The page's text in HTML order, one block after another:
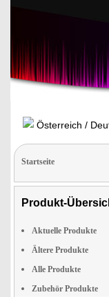
Österreich /
Startseite
Produkt-
Aktuelle Produkte
Ältere Produkte
Alle Produkte
Zubehör Produkte